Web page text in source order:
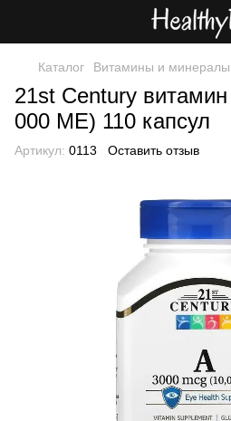
Каталог Витамины и минералы
21st Century
000 МЕ) 110 капсул
Артикул: 0113 Оставить отзыв